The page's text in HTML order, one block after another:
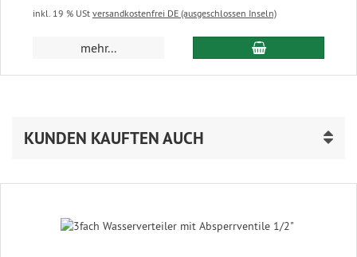
inkl. 19 % USt versandkostenfrei DE (ausgeschlossen Inseln)
mehr... In den
KUNDEN KAUFTEN AUCH